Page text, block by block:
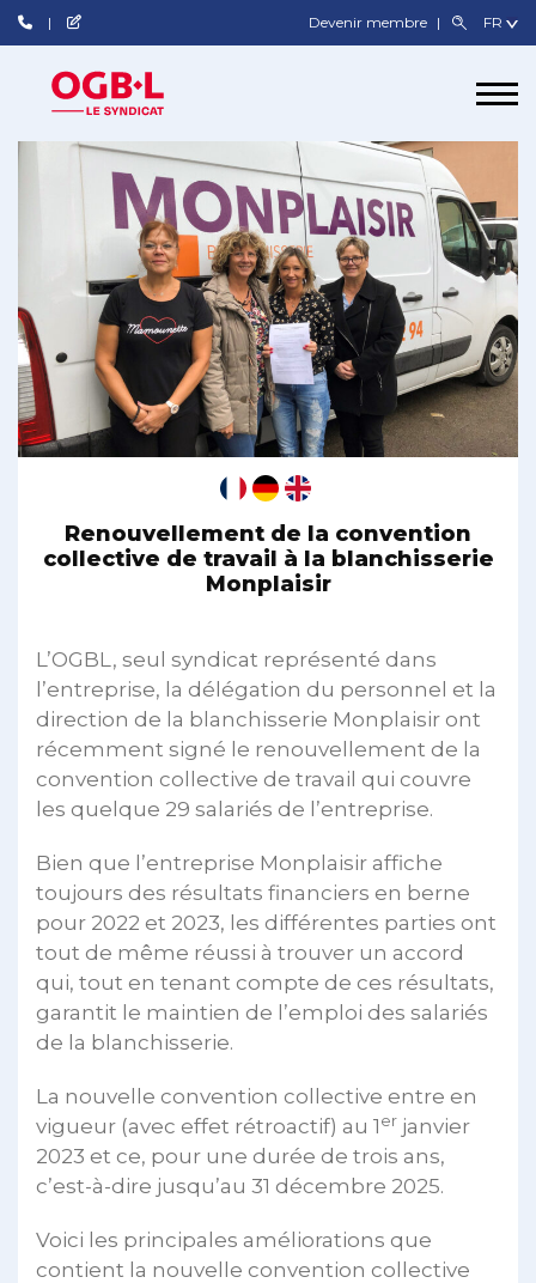
Devenir membre
Renouvellement de la convention
collective de travail à la blanchisserie
Monplaisir
L’OGBL, seul syndicat représenté dans
l’entreprise, la délégation du personnel et la
direction de la blanchisserie Monplaisir ont
récemment signé le renouvellement de la
convention collective de travail qui couvre
les quelque 29 salariés de l’entreprise.
Bien que l’entreprise Monplaisir affiche
toujours des résultats financiers en berne
pour 2022 et 2023, les différentes parties ont
tout de même réussi à trouver un accord
qui, tout en tenant compte de ces résultats,
garantit le maintien de l’emploi des salariés
de la blanchisserie.
La nouvelle convention collective entre en
vigueur (avec effet rétroactif) au 1 er janvier
2023 et ce, pour une durée de trois ans,
c’est-à-dire jusqu’au 31 décembre 2025.
Voici les principales améliorations que
contient la nouvelle convention collective